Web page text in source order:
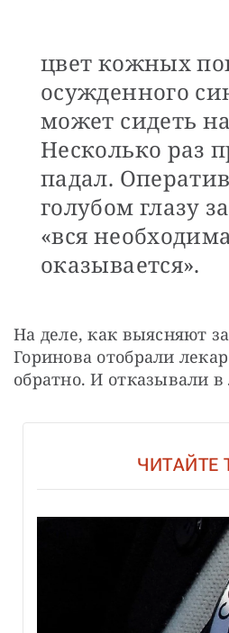
цвет кожных
осужденного
может сидеть
Несколько раз
падал.
голубом глазу
«вся
оказывается».
На деле, как выясняют
Горинова отобрали
обратно. И отказывали
ЧИТАЙТЕ